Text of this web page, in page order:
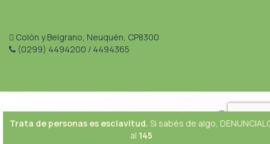
Colón y Belgrano, Neuquén, CP8300
(0299) 4494200 / 4494365
Trata de personas es esclavitud. Si sabés de algo,
al 145